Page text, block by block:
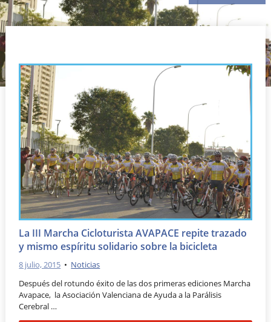
Valencia en deporte
Reservas
III marcha ciclista avapace
La III Marcha Cicloturista AVAPACE repite trazado
y mismo espíritu solidario sobre la bicicleta
8 julio, 2015 • Noticias
Después del rotundo éxito de las dos primeras ediciones Marcha
Avapace, la Asociación Valenciana de Ayuda a la Parálisis
Cerebral …